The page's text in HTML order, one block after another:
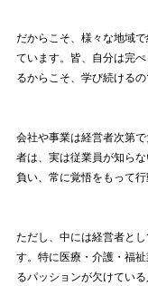
だからこそ、様々な地域
ています。皆、自分は完
るからこそ、学び続けるの
会社や事業は経営者次第
者は、実は従業員が知ら
負い、常に覚悟をもって行
ただし、中には経営者と
す。特に医療・介護・福
るパッションが欠けている